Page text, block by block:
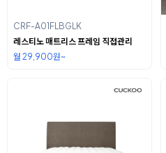
CRF-A01FLBGLK
레스티노 매트리스 프레임 직접관리
월 29,900원~